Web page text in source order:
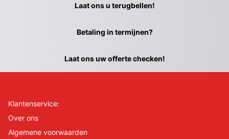
Laat ons u terugbellen!
Betaling in termijnen?
Laat ons uw offerte checken!
Klantenservice:
Over ons
Algemene voorwaarden